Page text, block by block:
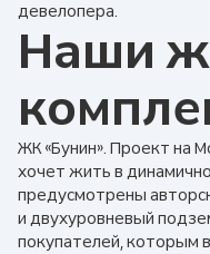
девелопера.
Наши
ЖК «Бунин». Проект на
хочет жить в
предусмотрены
и двухуровневый
покупателей, которым